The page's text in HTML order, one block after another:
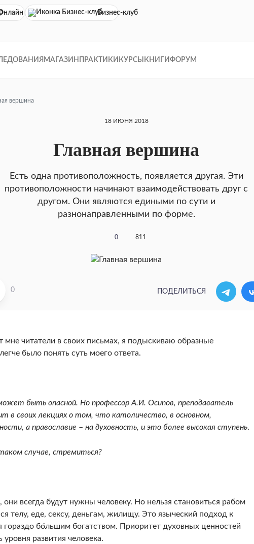
кинотеатр
Бизнес-клуб
МАГАЗИН ПРАКТИКИ КУРСЫ КНИГИ ФОРУМ
вершина
18 ИЮНЯ 2018
Главная вершина
Есть одна противоположность, появляется другая. Эти
противоположности начинают взаимодействовать друг с
другом. Они являются едиными по сути и
разнонаправленными по форме.
0 811
0 ПОДЕЛИТЬСЯ
читатели в своих письмах, я подыскиваю образные
было понять суть моего ответа.
быть опасной. Но профессор А.И. Осипов, преподаватель
в своих лекциях о том, что католичество, в основном,
а православие – на духовность, и это более высокая ступень.
случае, стремиться?
всегда будут нужны человеку. Но нельзя становиться рабом
телу, еде, сексу, деньгам, жилищу. Это языческий подход к
бо́льшим богатством. Приоритет духовных ценностей
развития человека.